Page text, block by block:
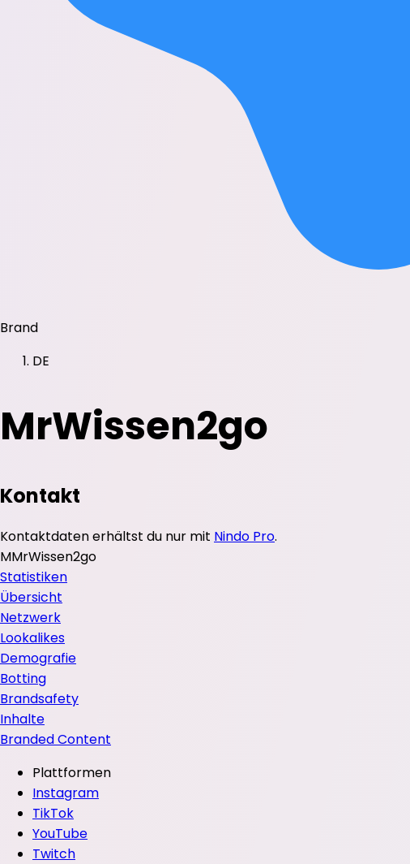
Brand
DE
MrWissen2go
Kontakt
Kontaktdaten erhältst du nur mit Nindo Pro.
MMrWissen2go
Statistiken
Übersicht
Netzwerk
Lookalikes
Demografie
Botting
Brandsafety
Inhalte
Branded Content
Plattformen
Instagram
TikTok
YouTube
Twitch